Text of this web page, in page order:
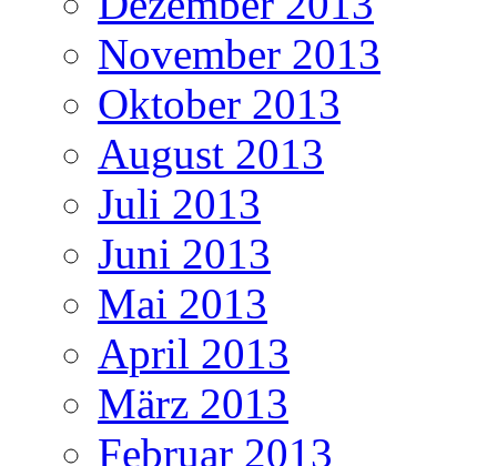
November 2013
Oktober 2013
August 2013
Juli 2013
Juni 2013
Mai 2013
April 2013
März 2013
Februar 2013